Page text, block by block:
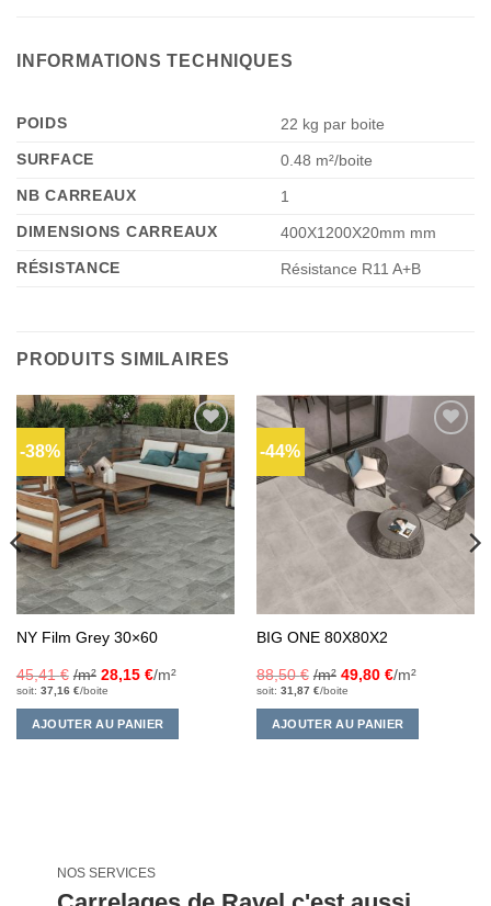
INFORMATIONS TECHNIQUES
POIDS
22 kg par boite
SURFACE
0.48 m²/boite
NB CARREAUX
1
DIMENSIONS CARREAUX
400X1200X20mm mm
RÉSISTANCE
Résistance R11 A+B
PRODUITS SIMILAIRES
-38%
Ajouter
à la liste
d’envies
NY Film Grey 30×60
45,41€ /m² 28,15 €/m²
soit: 37,16 €/boite
AJOUTER AU PANIER
-44%
Ajouter
à la liste
d’envies
BIG ONE 80X80X2
88,50€ /m² 49,80 €/m²
soit: 31,87 €/boite
AJOUTER AU PANIER
NOS SERVICES